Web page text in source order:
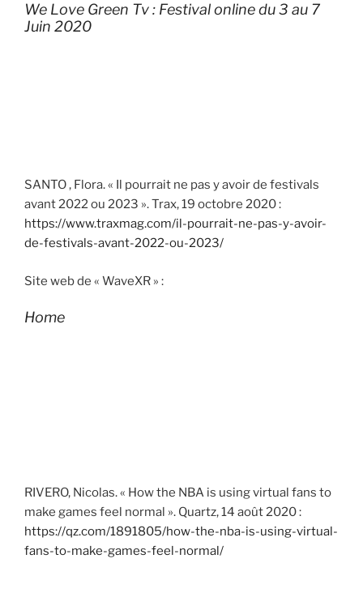
We Love Green Tv : Festival online du 3 au 7
Juin 2020
SANTO , Flora. « Il pourrait ne pas y avoir de festivals
avant 2022 ou 2023 ». Trax, 19 octobre 2020 :
https://www.traxmag.com/il-pourrait-ne-pas-y-avoir-
de-festivals-avant-2022-ou-2023/
Site web de « WaveXR » :
Home
RIVERO, Nicolas. « How the NBA is using virtual fans to
make games feel normal ». Quartz, 14 août 2020 :
https://qz.com/1891805/how-the-nba-is-using-virtual-
fans-to-make-games-feel-normal/